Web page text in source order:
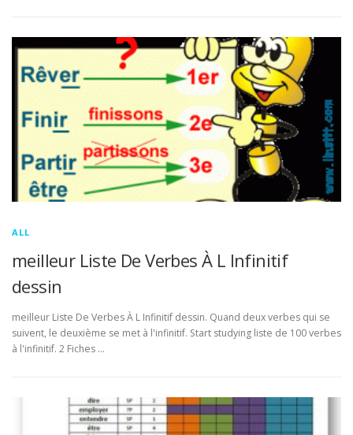
ALL
meilleur Liste De Verbes À L Infinitif
dessin
meilleur Liste De Verbes À L Infinitif dessin. Quand deux verbes qui se
suivent, le deuxième se met à l'infinitif. Start studying liste de 100 verbes
à l'infinitif. 2 Fiches …